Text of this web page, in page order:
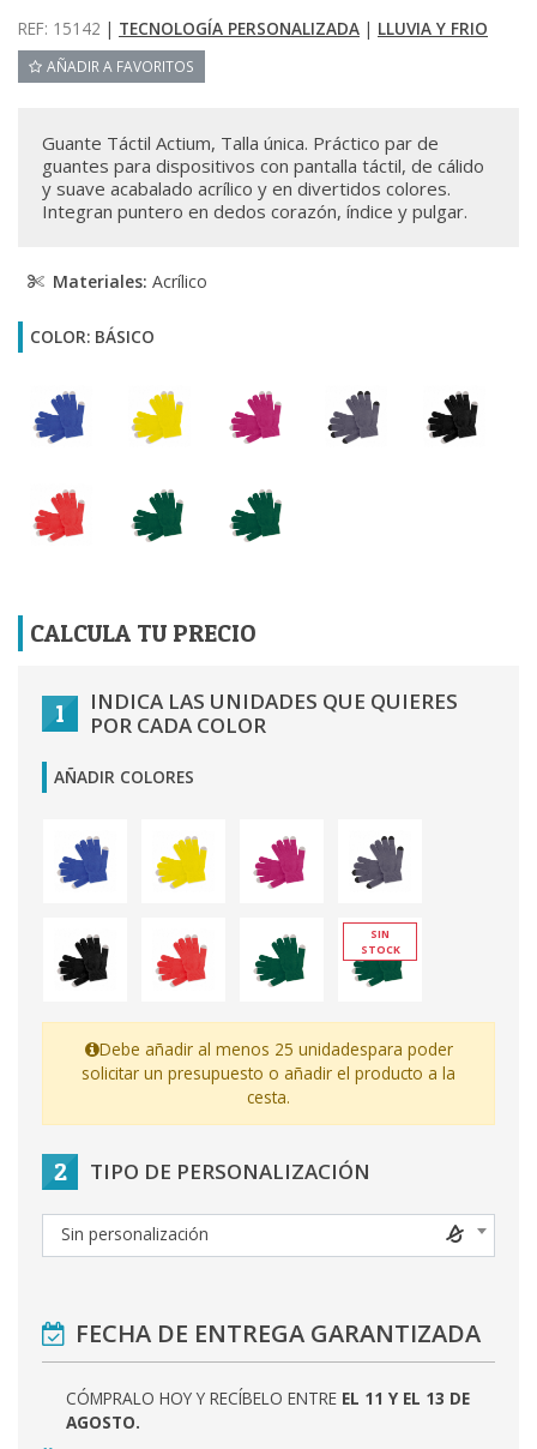
REF: 15142 | TECNOLOGÍA PERSONALIZADA | LLUVIA Y FRIO
AÑADIR A FAVORITOS
Guante Táctil Actium, Talla única. Práctico par de
guantes para dispositivos con pantalla táctil, de cálido
y suave acabalado acrílico y en divertidos colores.
Integran puntero en dedos corazón, índice y pulgar.
Materiales: Acrílico
COLOR: BÁSICO
CALCULA TU PRECIO
1
INDICA LAS UNIDADES QUE QUIERES
POR CADA COLOR
AÑADIR COLORES
SIN
STOCK
Debe añadir al menos 25 unidadespara poder
solicitar un presupuesto o añadir el producto a la
cesta.
2 TIPO DE PERSONALIZACIÓN
Sin personalización
FECHA DE ENTREGA GARANTIZADA
CÓMPRALO HOY Y RECÍBELO ENTRE EL 11 Y EL 13 DE
AGOSTO.